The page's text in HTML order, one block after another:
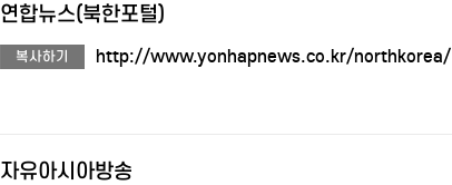
연합뉴스(북한포털)
복사하기 http://www.yonhapnews.co.kr/northkorea/
자유아시아방송